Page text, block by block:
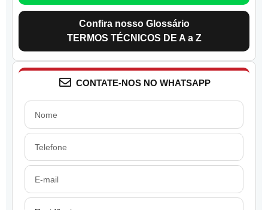
Confira nosso Glossário
TERMOS TÉCNICOS DE A a Z
CONTATE-NOS NO WHATSAPP